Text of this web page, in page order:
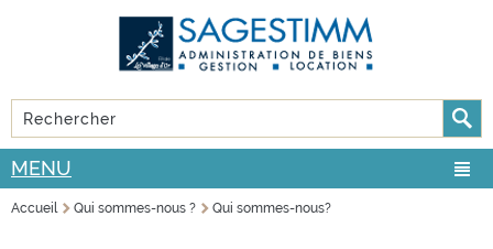
FORMULAIRE DE RECHERCHE
Rechercher
MENU
Accueil Qui sommes-nous ? Qui sommes-nous?